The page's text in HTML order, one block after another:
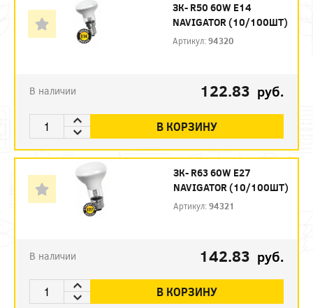
ЗК- R50 60W E14
NAVIGATOR (10/100ШТ)
Артикул:94320
В наличии 122.83 руб.
В КОРЗИНУ
ЗК- R63 60W E27
NAVIGATOR (10/100ШТ)
Артикул:94321
В наличии 142.83 руб.
В КОРЗИНУ